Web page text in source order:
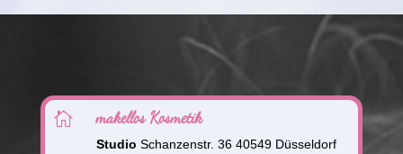
 makellos Kosmetik
Studio Schanzenstr. 36 40549 Düsseldorf